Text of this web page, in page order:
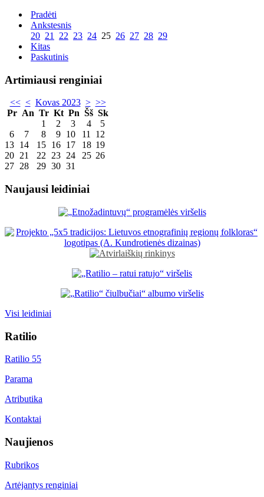
Pradėti
Ankstesnis
20 21 22 23 24 25 26 27 28 29
Kitas
Paskutinis
Artimiausi renginiai
<< < Kovas 2023 > >>
Pr An Tr Kt Pn Šš Sk
1
2 3 4
5
6
7 8 9 10 11 12
13 14 15 16 17 18 19
20 21 22 23 24 25 26
27 28 29 30 31
Naujausi leidiniai
Visi leidiniai
Ratilio
Ratilio 55
Parama
Atributika
Kontaktai
Naujienos
Rubrikos
Artėjantys renginiai